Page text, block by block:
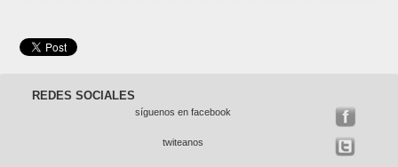
REDES SOCIALES
síguenos en facebook
twiteanos